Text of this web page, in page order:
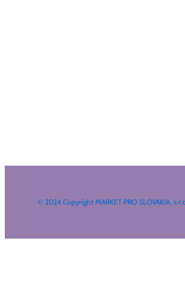
© 2024 Copyright MARKET PRO SLOVAKIA,